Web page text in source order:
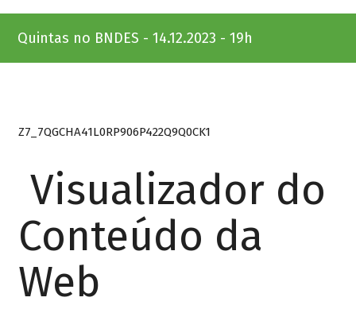
Quintas no BNDES - 14.12.2023 - 19h
Z7_7QGCHA41L0RP906P422Q9Q0CK1
Visualizador do
Conteúdo da
Web